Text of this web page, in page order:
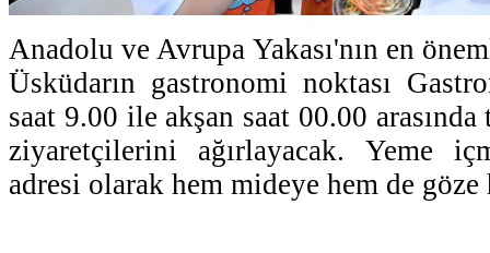
Anadolu ve Avrupa Yakası'nın en
Üsküdarın gastronomi noktası
saat 9.00 ile akşan saat 00.00
ziyaretçilerini ağırlayacak. Yeme
adresi olarak hem mideye hem de göze